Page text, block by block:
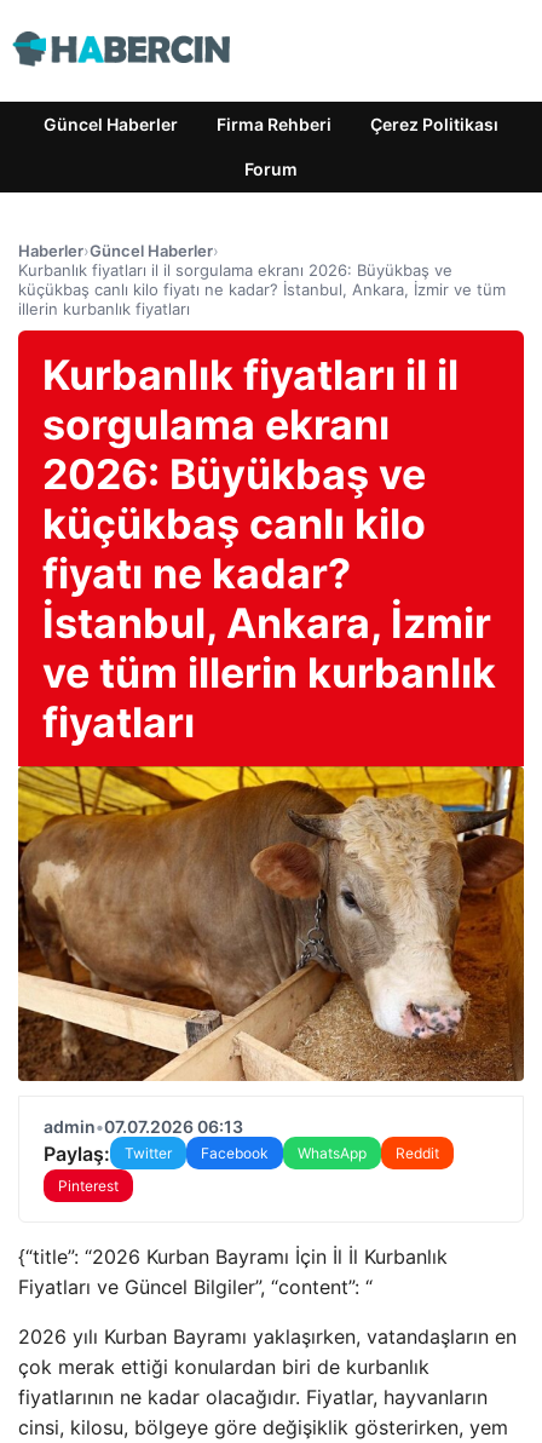
Güncel Haberler Firma Rehberi Çerez Politikası
Forum
Haberler›Güncel Haberler›
Kurbanlık fiyatları il il sorgulama ekranı 2026: Büyükbaş ve
küçükbaş canlı kilo fiyatı ne kadar? İstanbul, Ankara, İzmir ve tüm
illerin kurbanlık fiyatları
Kurbanlık fiyatları il il
sorgulama ekranı
2026: Büyükbaş ve
küçükbaş canlı kilo
fiyatı ne kadar?
İstanbul, Ankara, İzmir
ve tüm illerin kurbanlık
fiyatları
admin•07.07.2026 06:13
Paylaş: Twitter Facebook WhatsApp
Reddit
Pinterest
{“title”: “2026 Kurban Bayramı İçin İl İl Kurbanlık
Fiyatları ve Güncel Bilgiler”, “content”: “
2026 yılı Kurban Bayramı yaklaşırken, vatandaşların en
çok merak ettiği konulardan biri de kurbanlık
fiyatlarının ne kadar olacağıdır. Fiyatlar, hayvanların
cinsi, kilosu, bölgeye göre değişiklik gösterirken, yem